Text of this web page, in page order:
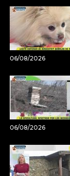
06/08/2026
06/08/2026